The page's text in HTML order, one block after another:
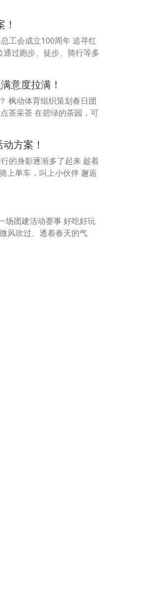
工会成立100周年 追寻红
过跑步、徒步、骑行等多
意度拉满！
枫动体育组织策划春日团
茶采茶 在碧绿的茶园，可
方案！
的身影逐渐多了起来 趁着
上单车，叫上小伙伴 邂逅
场团建活动赛事 好吃好玩
风吹过、透着春天的气